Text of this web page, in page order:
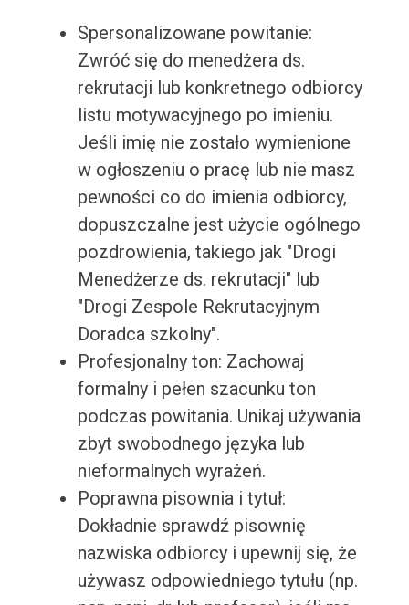
Spersonalizowane powitanie:
Zwróć się do menedżera ds.
rekrutacji lub konkretnego odbiorcy
listu motywacyjnego po imieniu.
Jeśli imię nie zostało wymienione
w ogłoszeniu o pracę lub nie masz
pewności co do imienia odbiorcy,
dopuszczalne jest użycie ogólnego
pozdrowienia, takiego jak "Drogi
Menedżerze ds. rekrutacji" lub
"Drogi Zespole Rekrutacyjnym
Doradca szkolny".
Profesjonalny ton: Zachowaj
formalny i pełen szacunku ton
podczas powitania. Unikaj używania
zbyt swobodnego języka lub
nieformalnych wyrażeń.
Poprawna pisownia i tytuł:
Dokładnie sprawdź pisownię
nazwiska odbiorcy i upewnij się, że
używasz odpowiedniego tytułu (np.